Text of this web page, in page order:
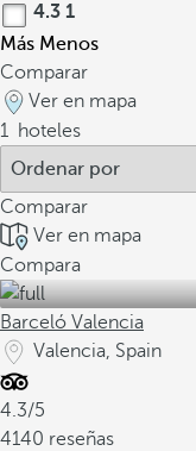
4.3 1
Más Menos
Comparar
Ver en mapa
1 hoteles
Comparar
Ver en mapa
Compara
Barceló Valencia
Valencia, Spain
4.3/5
4140 reseñas